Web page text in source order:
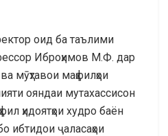
оид ба таълими
Иброҳимов М.Ф. дар
мӯҳтавои маҳфилҳои
ояндаи мутахассисон
ҳидоятҳои худро баён
ибтидои ҷаласаҳои